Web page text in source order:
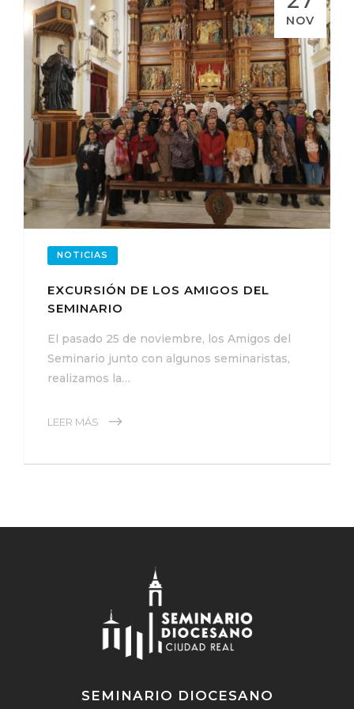
NOV
NOTICIAS
EXCURSIÓN DE LOS AMIGOS DEL
SEMINARIO
El pasado 25 de noviembre, los Amigos del
Seminario junto con algunos seminaristas,
realizamos la…
LEER MÁS
SEMINARIO DIOCESANO